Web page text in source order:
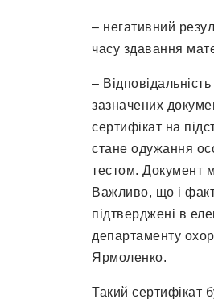
– негативний
часу здавання
–
зазначених
сертифікат на
стане одужання
тестом. Документ
Важливо, що і
підтверджені в
департаменту
Ярмоленко.
Такий сертифікат